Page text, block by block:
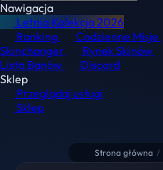
Nawigacja
Letnia Kolekcja2026
Ranking
Codzienne Misje
Skinchanger
Rynek Skinów
Lista Banów
Discord
Sklep
Przeglądaj usługi
Sklep
Strona główna /